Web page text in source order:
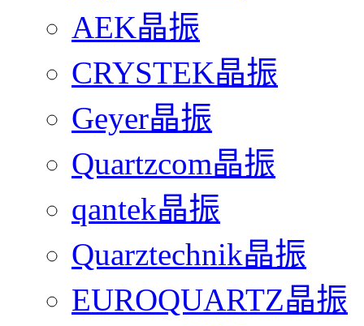
AEK晶振
CRYSTEK晶振
Geyer晶振
Quartzcom晶振
qantek晶振
Quarztechnik晶振
EUROQUARTZ晶振